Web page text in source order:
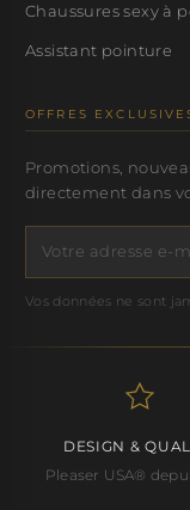
Chaussures sexy à
Assistant pointure
OFFRES
Promotions,
directement dans
Vos données ne sont
DESIGN &
Pleaser USA®